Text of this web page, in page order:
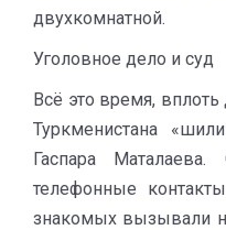
двухкомнатной.
Уголовное дело и суд
Всё это время,
Туркменистана
Гаспара Маталаева.
телефонные
знакомых вызывали